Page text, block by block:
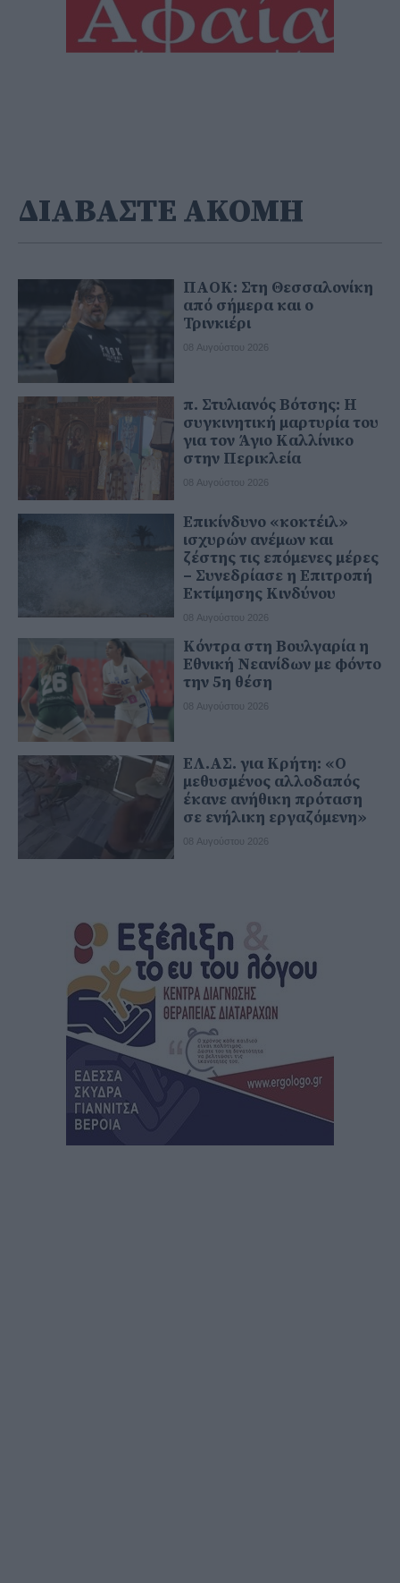
ΔΙΑΒΑΣΤΕ ΑΚΟΜΗ
ΠΑΟΚ: Στη Θεσσαλονίκη
από σήμερα και ο
Τρινκιέρι
08 Αυγούστου 2026
π. Στυλιανός Βότσης: Η
συγκινητική μαρτυρία του
για τον Άγιο Καλλίνικο
στην Περικλεία
08 Αυγούστου 2026
Επικίνδυνο «κοκτέιλ»
ισχυρών ανέμων και
ζέστης τις επόμενες μέρες
– Συνεδρίασε η Επιτροπή
Εκτίμησης Κινδύνου
08 Αυγούστου 2026
Κόντρα στη Βουλγαρία η
Εθνική Νεανίδων με φόντο
την 5η θέση
08 Αυγούστου 2026
ΕΛ.ΑΣ. για Κρήτη: «Ο
μεθυσμένος αλλοδαπός
έκανε ανήθικη πρόταση
σε ενήλικη εργαζόμενη»
08 Αυγούστου 2026